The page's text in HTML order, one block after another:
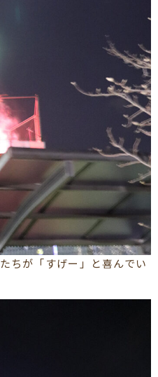
ちが「すげー」と喜んでい